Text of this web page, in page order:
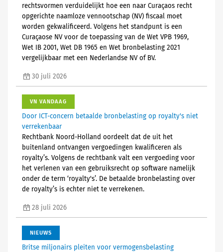
rechtsvormen verduidelijkt hoe een naar Curaçaos recht
opgerichte naamloze vennootschap (NV) fiscaal moet
worden gekwalificeerd. Volgens het standpunt is een
Curaçaose NV voor de toepassing van de Wet VPB 1969,
Wet IB 2001, Wet DB 1965 en Wet bronbelasting 2021
vergelijkbaar met een Nederlandse NV of BV.
30 juli 2026
VN VANDAAG
Door ICT-concern betaalde bronbelasting op royalty's niet
verrekenbaar
Rechtbank Noord-Holland oordeelt dat de uit het
buitenland ontvangen vergoedingen kwalificeren als
royalty’s. Volgens de rechtbank valt een vergoeding voor
het verlenen van een gebruiksrecht op software namelijk
onder de term ‘royalty's’. De betaalde bronbelasting over
de royalty’s is echter niet te verrekenen.
28 juli 2026
NIEUWS
Britse miljonairs pleiten voor vermogensbelasting